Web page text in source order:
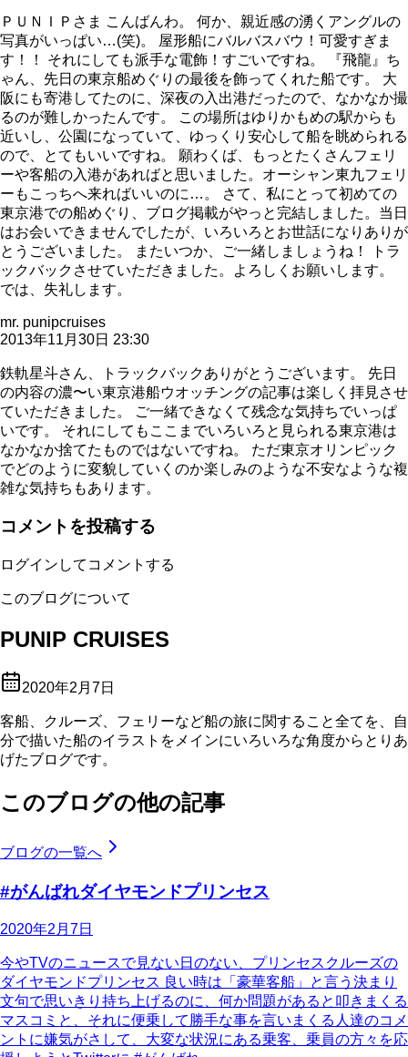
ＰＵＮＩＰさま こんばんわ。 何か、親近感の湧くアングルの
写真がいっぱい…(笑)。 屋形船にバルバスバウ！可愛すぎま
す！！ それにしても派手な電飾！すごいですね。 『飛龍』ち
ゃん、先日の東京船めぐりの最後を飾ってくれた船です。 大
阪にも寄港してたのに、深夜の入出港だったので、なかなか撮
るのが難しかったんです。 この場所はゆりかもめの駅からも
近いし、公園になっていて、ゆっくり安心して船を眺められる
ので、とてもいいですね。 願わくば、もっとたくさんフェリ
ーや客船の入港があればと思いました。オーシャン東九フェリ
ーもこっちへ来ればいいのに…。 さて、私にとって初めての
東京港での船めぐり、ブログ掲載がやっと完結しました。当日
はお会いできませんでしたが、いろいろとお世話になりありが
とうございました。 またいつか、ご一緒しましょうね！ トラ
ックバックさせていただきました。よろしくお願いします。
では、失礼します。
mr. punipcruises
2013年11月30日 23:30
鉄軌星斗さん、トラックバックありがとうございます。 先日
の内容の濃〜い東京港船ウオッチングの記事は楽しく拝見させ
ていただきました。 ご一緒できなくて残念な気持ちでいっぱ
いです。 それにしてもここまでいろいろと見られる東京港は
なかなか捨てたものではないですね。 ただ東京オリンピック
でどのように変貌していくのか楽しみのような不安なような複
雑な気持ちもあります。
コメントを投稿する
ログインしてコメントする
このブログについて
PUNIP CRUISES
2020年2月7日
客船、クルーズ、フェリーなど船の旅に関すること全てを、自
分で描いた船のイラストをメインにいろいろな角度からとりあ
げたブログです。
このブログの他の記事
ブログの一覧へ
#がんばれダイヤモンドプリンセス
2020年2月7日
今やTVのニュースで見ない日のない、プリンセスクルーズの
ダイヤモンドプリンセス 良い時は「豪華客船」と言う決まり
文句で思いきり持ち上げるのに、何か問題があると叩きまくる
マスコミと、それに便乗して勝手な事を言いまくる人達のコメ
ントに嫌気がさして、大変な状況にある乗客、乗員の方々を応